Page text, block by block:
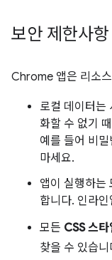
보안 제한사항
Chrome 앱은 리소
로컬 데이터는
화할 수 없기
예를 들어 비
마세요.
앱이 실행하는
합니다. 인라인
모든 CSS 스타
찾을 수 있습